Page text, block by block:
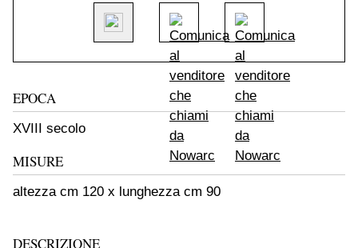
EPOCA
XVIII secolo
MISURE
altezza cm 120 x lunghezza cm 90
DESCRIZIONE